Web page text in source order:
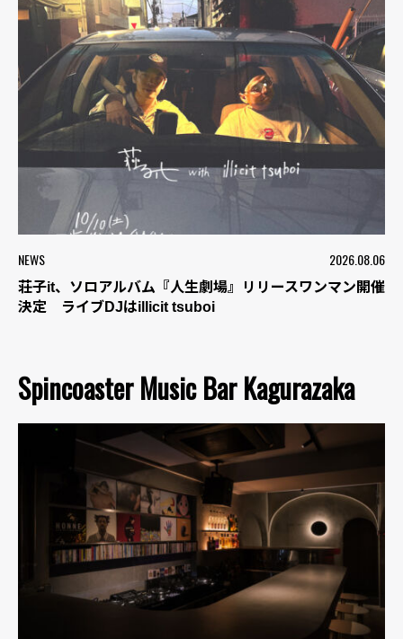
NEWS 2026.08.06
荘子it、ソロアルバム『人生劇場』リリースワンマン開催
決定 ライブDJはillicit tsuboi
Spincoaster Music Bar Kagurazaka